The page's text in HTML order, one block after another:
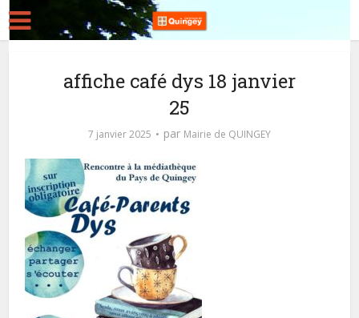
affiche café dys 18 janvier
25
7 janvier 2025 par Mairie de QUINGEY